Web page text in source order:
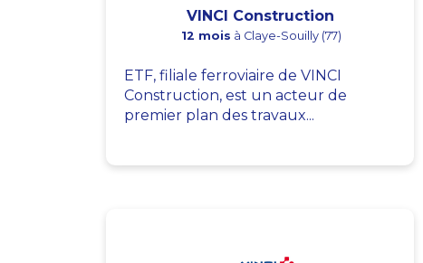
VINCI Construction
12 mois à Claye-Souilly (77)
ETF, filiale ferroviaire de VINCI
Construction, est un acteur de
premier plan des travaux...